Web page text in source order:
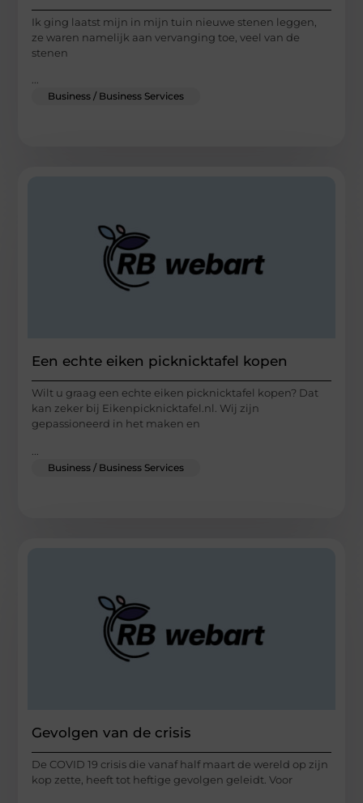
Ik ging laatst mijn in mijn tuin nieuwe stenen leggen,
ze waren namelijk aan vervanging toe, veel van de
stenen
...
Business / Business Services
Een echte eiken picknicktafel kopen
Wilt u graag een echte eiken picknicktafel kopen? Dat
kan zeker bij Eikenpicknicktafel.nl. Wij zijn
gepassioneerd in het maken en
Business / Business Services
Gevolgen van de crisis
De COVID 19 crisis die vanaf half maart de wereld op zijn
kop zette, heeft tot heftige gevolgen geleidt. Voor